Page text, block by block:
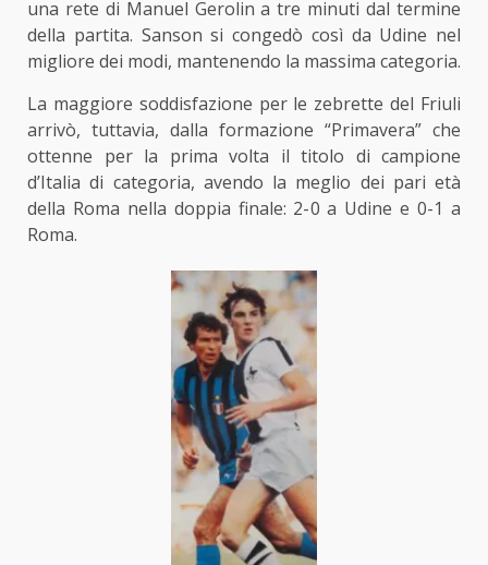
una rete di Manuel Gerolin a tre minuti dal termine
della partita. Sanson si congedò così da Udine nel
migliore dei modi, mantenendo la massima categoria.
La maggiore soddisfazione per le zebrette del Friuli
arrivò, tuttavia, dalla formazione “Primavera” che
ottenne per la prima volta il titolo di campione
d’Italia di categoria, avendo la meglio dei pari età
della Roma nella doppia finale: 2-0 a Udine e 0-1 a
Roma.